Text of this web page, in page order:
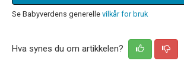
Se Babyverdens generelle vilkår for bruk
Hva synes du om artikkelen?